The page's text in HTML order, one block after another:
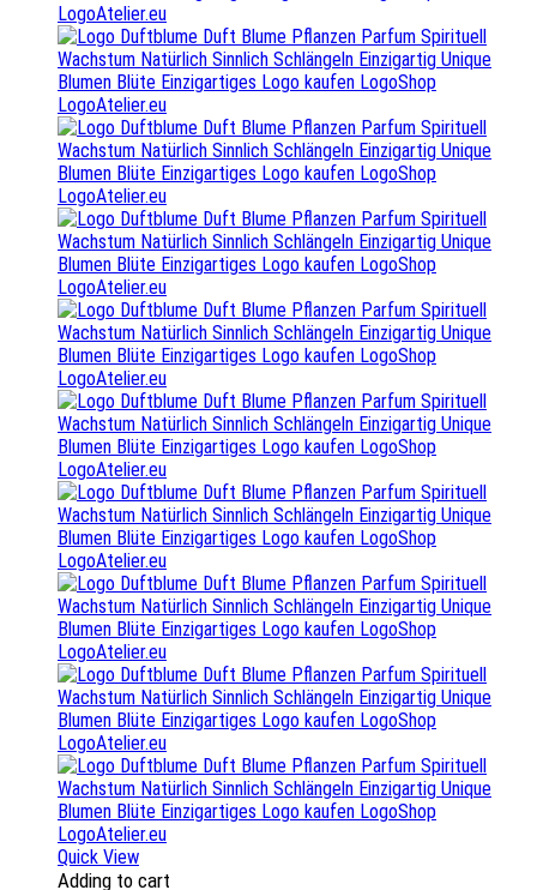
Quick View
Adding to cart